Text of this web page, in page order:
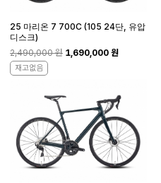
25 마리온 7 700C (105 24단, 유압
디스크)
2,490,000 원 1,690,000 원
재고없음